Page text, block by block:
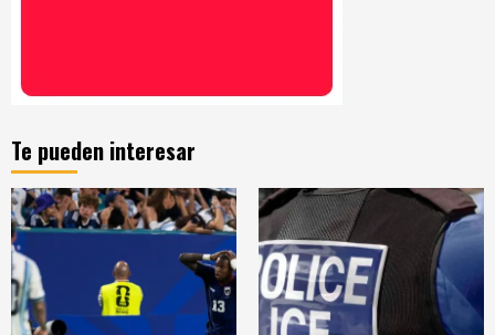
Te pueden interesar